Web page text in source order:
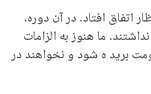
اتفاق افتاد. در آن دوره،
ما هنوز به الزامات
برید ه شود و نخواهند در